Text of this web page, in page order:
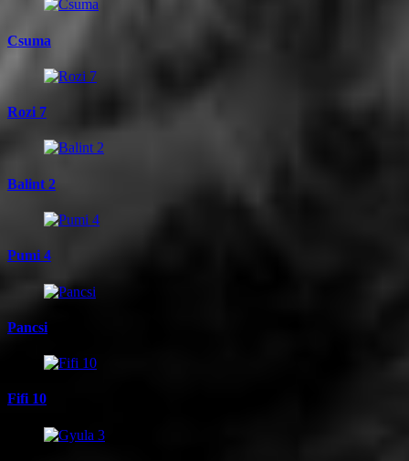
Csuma
Rozi 7
Balint 2
Pumi 4
Pancsi
Fifi 10